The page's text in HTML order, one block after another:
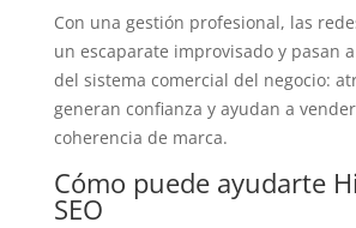
Con una gestión profesional, las
un escaparate improvisado y pasan
del sistema comercial del negocio:
generan confianza y ayudan a
coherencia de marca.
Cómo puede ayudarte
SEO